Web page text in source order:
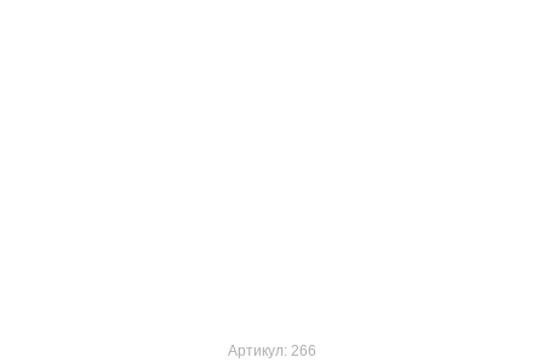
Артикул: 266